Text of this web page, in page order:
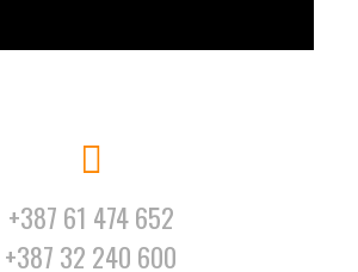
+387 61 474 652
+387 32 240 600